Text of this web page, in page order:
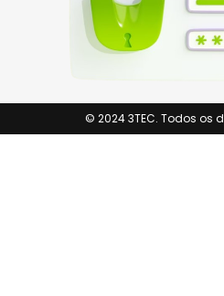
© 2024 3TEC. Todos os